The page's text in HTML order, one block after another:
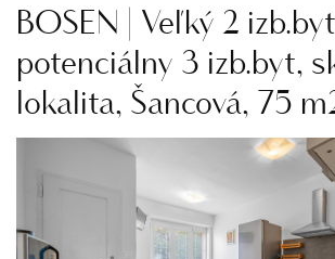
BOSEN | Veľký 2
potenciálny 3 izb.byt,
lokalita, Šancová, 75